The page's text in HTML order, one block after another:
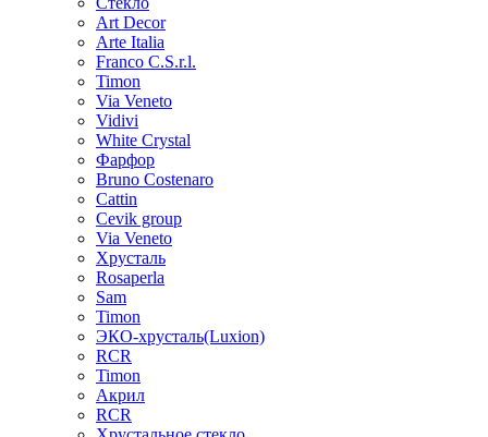
Art Decor
Arte Italia
Franco C.S.r.l.
Timon
Via Veneto
Vidivi
White Crystal
Фарфор
Bruno Costenaro
Cattin
Cevik group
Via Veneto
Хрусталь
Rosaperla
Sam
Timon
ЭКО-хрусталь(Luxion)
RCR
Timon
Акрил
RCR